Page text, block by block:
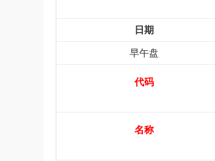
日期
早午盘
代码
名称